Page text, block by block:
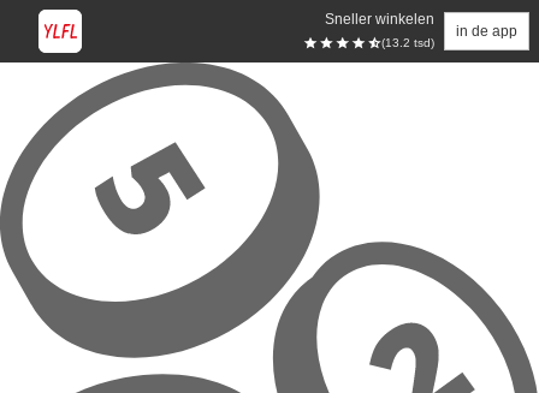
Sneller winkelen
(13.2 tsd)
in de app
Overslaan naar hoofdinhoud